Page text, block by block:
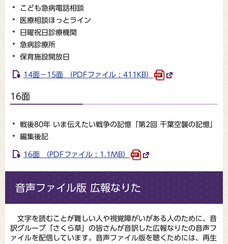
こども急病電話相談
医療相談ほっとライン
日曜祝日診療機関
急病診療所
保育施設開放日
14面－15面 （PDFファイル : 411KB）
16面
戦後80年 いま伝えたい戦争の記憶「第2回 千葉空襲の記憶」
編集後記
16面 （PDFファイル : 1.1MB）
音声ファイル版 広報なりた
文字を読むことが難しい人や視覚障がいがある人のために、音
訳グループ「さくら草」の皆さんが音訳した広報なりたの音声フ
ァイルを配信しています。音声ファイル版を聴くためには、再生